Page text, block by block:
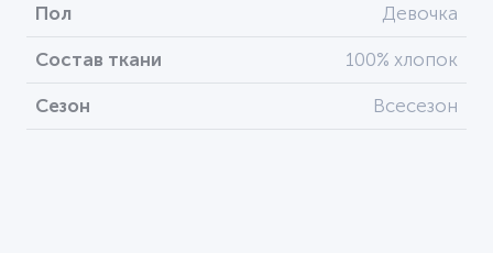
Пол Девочка
Состав ткани 100% хлопок
Сезон Всесезон